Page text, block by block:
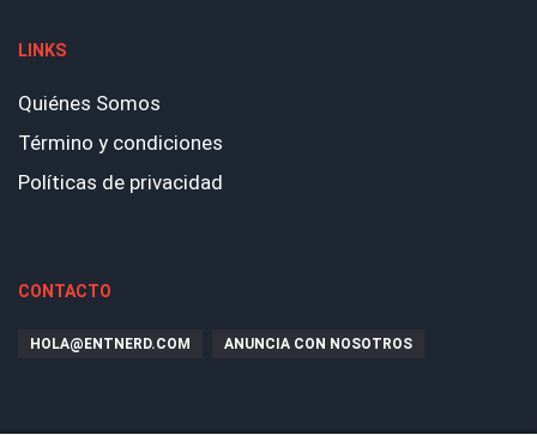
LINKS
Quiénes Somos
Término y condiciones
Políticas de privacidad
CONTACTO
HOLA@ENTNERD.COM ANUNCIA CON NOSOTROS